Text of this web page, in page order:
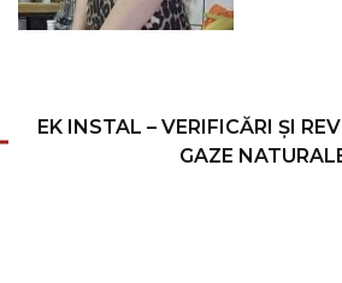
EK INSTAL – VERIFICĂRI ȘI
GAZE